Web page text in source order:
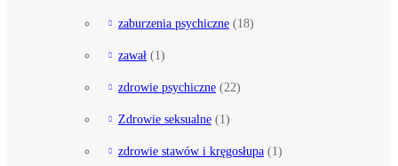
zaburzenia psychiczne (18)
zawał (1)
zdrowie psychiczne (22)
Zdrowie seksualne (1)
zdrowie stawów i kręgosłupa (1)